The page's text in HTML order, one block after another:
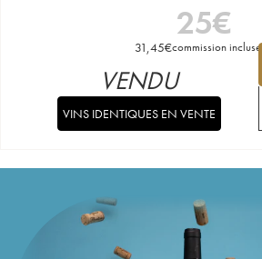
25€
31,45€commission incluse
VENDU
VINS IDENTIQUES EN VENTE